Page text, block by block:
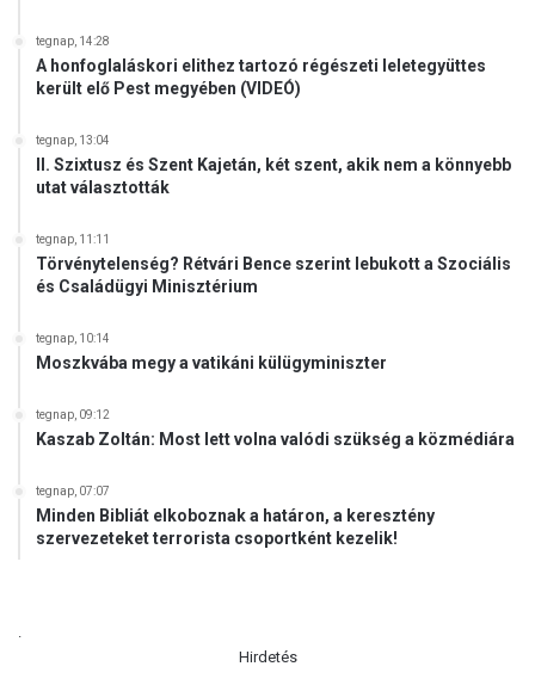
tegnap, 14:28
A honfoglaláskori elithez tartozó régészeti leletegyüttes
került elő Pest megyében (VIDEÓ)
tegnap, 13:04
II. Szixtusz és Szent Kajetán, két szent, akik nem a könnyebb
utat választották
tegnap, 11:11
Törvénytelenség? Rétvári Bence szerint lebukott a Szociális
és Családügyi Minisztérium
tegnap, 10:14
Moszkvába megy a vatikáni külügyminiszter
tegnap, 09:12
Kaszab Zoltán: Most lett volna valódi szükség a közmédiára
tegnap, 07:07
Minden Bibliát elkoboznak a határon, a keresztény
szervezeteket terrorista csoportként kezelik!
Hirdetés